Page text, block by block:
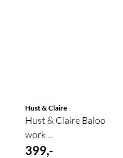
Hust & Claire
Hust & Claire Baloo
work ...
399,-